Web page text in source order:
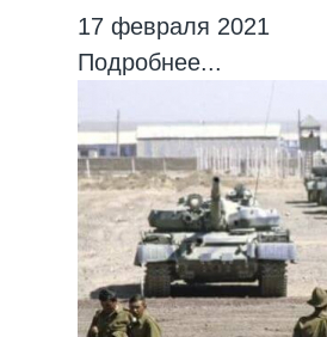
17 февраля 2021
Подробнее...